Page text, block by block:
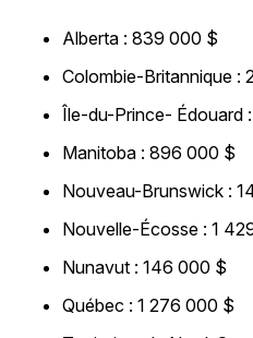
Alberta : 839 000 $
Colombie-Britannique :
Île-du-Prince- Édouard
Manitoba : 896 000 $
Nouveau-Brunswick :
Nouvelle-Écosse : 1
Nunavut : 146 000 $
Québec : 1 276 000 $